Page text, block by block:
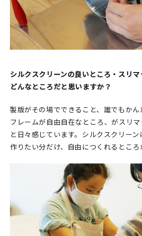
シルクスクリーンの良いところ・スリ
どんなところだと思いますか？
製版がその場でできること、誰でもかん
フレームが自由自在なところ、がスリ
と日々感じています。シルクスクリー
作りたい分だけ、自由につくれるところ